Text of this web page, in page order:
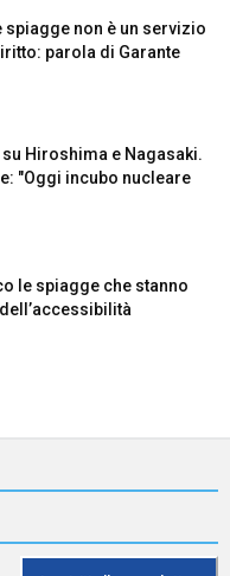
spiagge non è un servizio
parola di Garante
Hiroshima e Nagasaki.
"Oggi incubo nucleare
le spiagge che stanno